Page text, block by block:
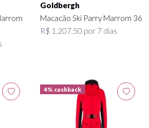
Goldbergh
Macacão Ski Parry Marrom 36
R$ 1.207,50 por 7 dias
4% cashback